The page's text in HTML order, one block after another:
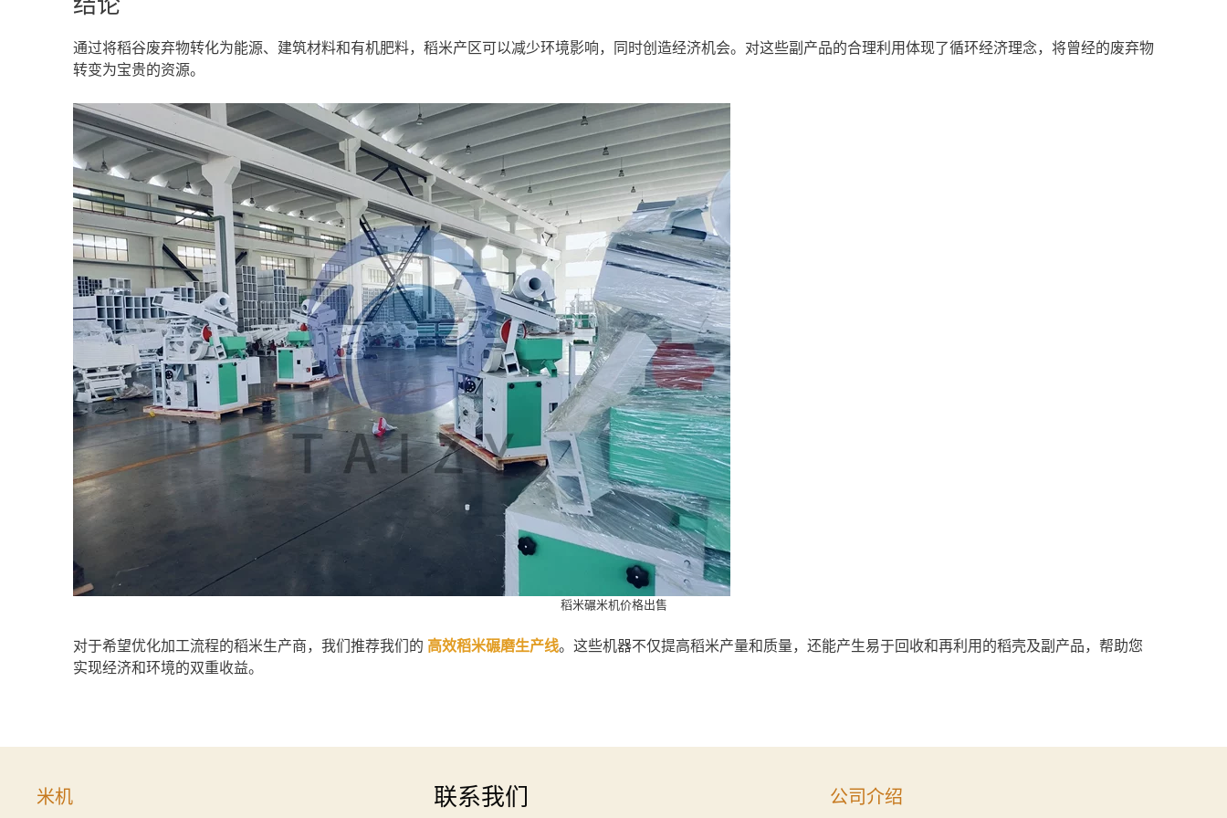
通过将稻谷废弃物转化为能源、建筑材料和有机肥料，稻米产区可以减少环境影响，同时创造经济机会。对这些副产品的合理利用体现了循环经济理念，将曾经的废弃物
转变为宝贵的资源。
稻米碾米机价格出售
对于希望优化加工流程的稻米生产商，我们推荐我们的 高效稻米碾磨生产线。这些机器不仅提高稻米产量和质量，还能产生易于回收和再利用的稻壳及副产品，帮助您
实现经济和环境的双重收益。
米机 联系我们 公司介绍